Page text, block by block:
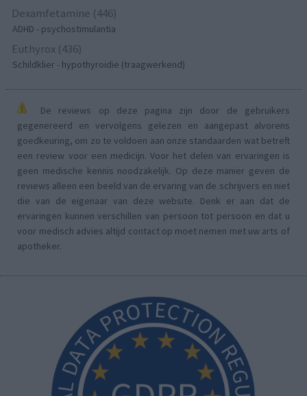
Dexamfetamine (446)
ADHD - psychostimulantia
Euthyrox (436)
Schildklier - hypothyroidie (traagwerkend)
De reviews op deze pagina zijn door de gebruikers
gegenereerd en vervolgens gelezen en aangepast alvorens
goedkeuring, om zo te voldoen aan onze standaarden wat betreft
een review voor een medicijn. Voor het delen van ervaringen is
geen medische kennis noodzakelijk. Op deze manier geven de
reviews alleen een beeld van de ervaring van de schrijvers en niet
die van de eigenaar van deze website. Denk er aan dat de
ervaringen kunnen verschillen van persoon tot persoon en dat u
voor medisch advies altijd contact op moet nemen met uw arts of
apotheker.